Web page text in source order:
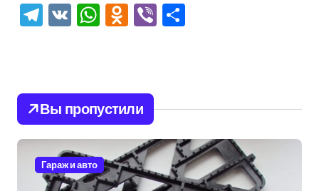
Telegram
VK WhatsApp
Odnoklassniki
Viber
Вы пропустили
Гараж и авто